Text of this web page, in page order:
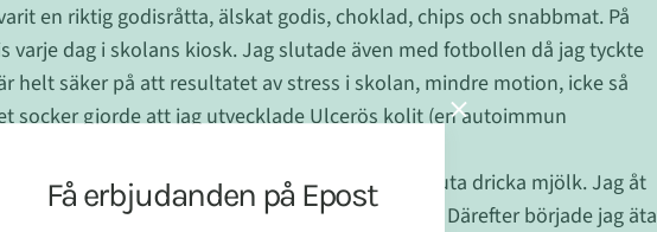
en riktig godisråtta, älskat godis, choklad, chips och snabbmat. På
varje dag i skolans kiosk. Jag slutade även med fotbollen då jag tyckte
helt säker på att resultatet av stress i skolan, mindre motion, icke så
socker gjorde att jag utvecklade Ulcerös kolit (en autoimmun
jag fick från min läkare var att jag skulle sluta dricka mjölk. Jag åt
vilket också resulterade i ett antal kortisonkurer. Därefter började jag äta
Få erbjudanden på Epost